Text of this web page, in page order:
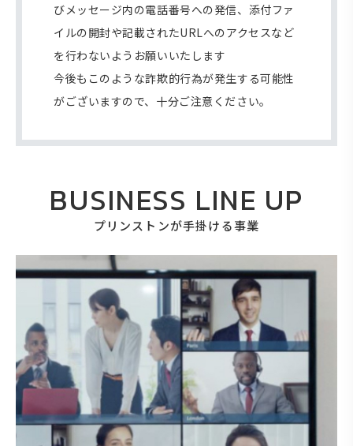
びメッセージ内の電話番号への発信、添付ファ
イルの開封や記載されたURLへのアクセスなど
を行わないようお願いいたします
今後もこのような詐欺的行為が発生する可能性
がございますので、十分ご注意ください。
BUSINESS LINE UP
プリンストンが手掛ける事業